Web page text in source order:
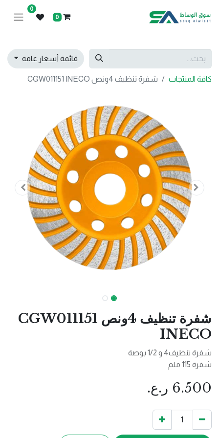
0
0
قائمة أسعار عامة
كافة المنتجات شفرة تنظيف 4ونص CGW011151 INECO
شفرة تنظيف 4ونص CGW011151
INECO
شفرة تنظيف4 و 1/2 بوصة
شفرة 115 ملم
6.500 ر.ع.